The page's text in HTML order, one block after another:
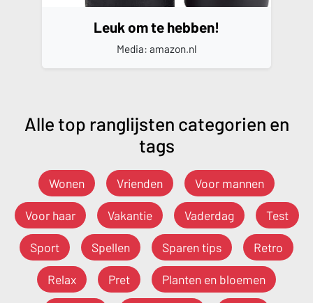
Leuk om te hebben!
Media: amazon.nl
Alle top ranglijsten categorien en
tags
Wonen Vrienden Voor mannen
Voor haar Vakantie Vaderdag Test
Sport Spellen Sparen tips Retro
Relax Pret Planten en bloemen